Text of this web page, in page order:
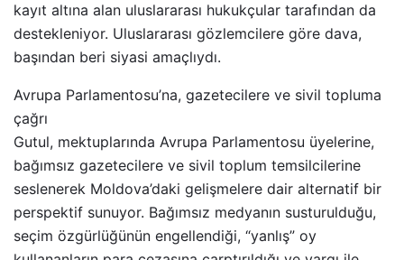
kayıt altına alan uluslararası hukukçular tarafından da
destekleniyor. Uluslararası gözlemcilere göre dava,
başından beri siyasi amaçlıydı.
Avrupa Parlamentosu’na, gazetecilere ve sivil topluma
çağrı
Gutul, mektuplarında Avrupa Parlamentosu üyelerine,
bağımsız gazetecilere ve sivil toplum temsilcilerine
seslenerek Moldova’daki gelişmelere dair alternatif bir
perspektif sunuyor. Bağımsız medyanın susturulduğu,
seçim özgürlüğünün engellendiği, “yanlış” oy